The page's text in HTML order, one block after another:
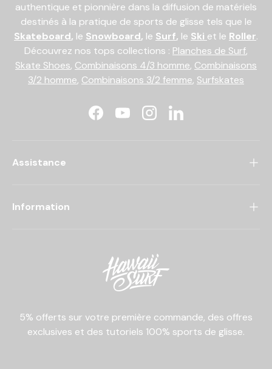
authentique et pionnière dans la diffusion de matériels
destinés à la pratique de sports de glisse tels que le
Skateboard, le Snowboard, le Surf, le Ski et le Roller.
Découvrez nos tops collections : Planches de Surf,
Skate Shoes, Combinaisons 4/3 homme, Combinaisons
3/2 homme, Combinaisons 3/2 femme, Surfskates
FacebookYouTubeInstagramLinkedIn
Assistance
Information
5% offerts sur votre première commande, des offres
exclusives et des tutoriels 100% sports de glisse.